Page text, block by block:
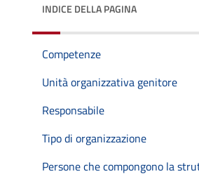
INDICE DELLA PAGINA
Competenze
Unità organizzativa genitore
Responsabile
Tipo di organizzazione
Persone che compongono la